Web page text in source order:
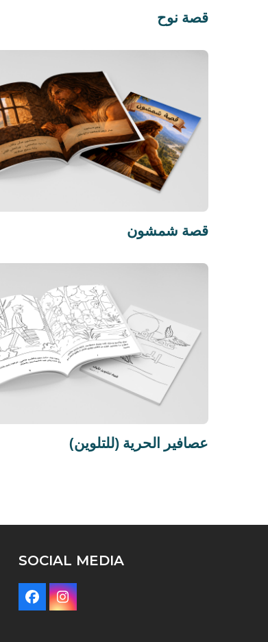
قصة نوح
قصة شمشون
عصافير الحرية (للتلوين)
SOCIAL MEDIA
FacebookInstagram